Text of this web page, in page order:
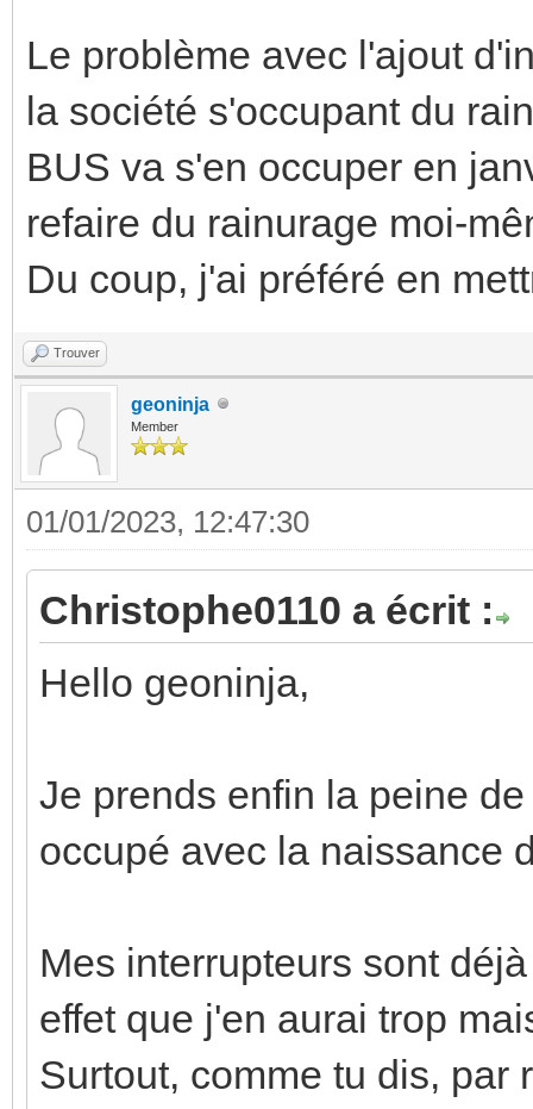
Le problème avec l'ajout
la société s'occupant du
BUS va s'en occuper en
refaire du rainurage moi-
Du coup, j'ai préféré en
Trouver
geoninja
Member
01/01/2023, 12:47:30
Christophe0110 a écrit :
Hello geoninja,
Je prends enfin la peine
occupé avec la naissance
Mes interrupteurs sont
effet que j'en aurai trop
Surtout, comme tu dis, par